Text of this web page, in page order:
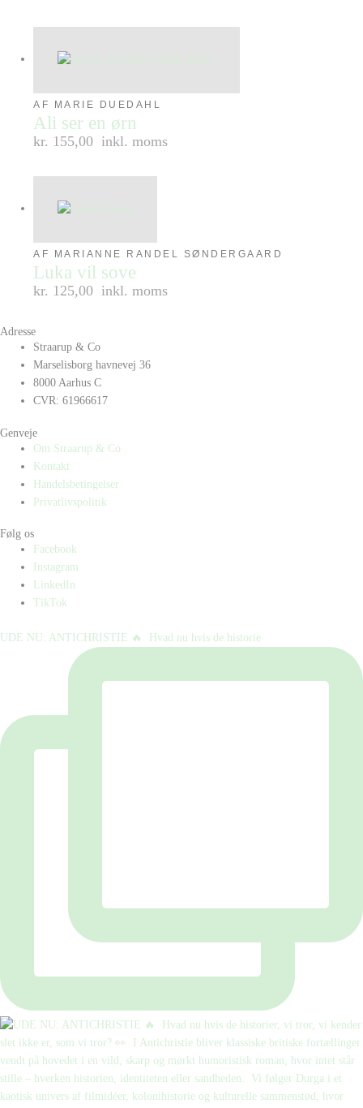
AF MARIE DUEDAHL
Ali ser en ørn
kr. 155,00 inkl. moms
AF MARIANNE RANDEL SØNDERGAARD
Luka vil sove
kr. 125,00 inkl. moms
Adresse
Straarup & Co
Marselisborg havnevej 36
8000 Aarhus C
CVR: 61966617
Genveje
Om Straarup & Co
Kontakt
Handelsbetingelser
Privatlivspolitik
Følg os
Facebook
Instagram
LinkedIn
TikTok
UDE NU: ANTICHRISTIE 🔥⁠ ⁠ Hvad nu hvis de historie